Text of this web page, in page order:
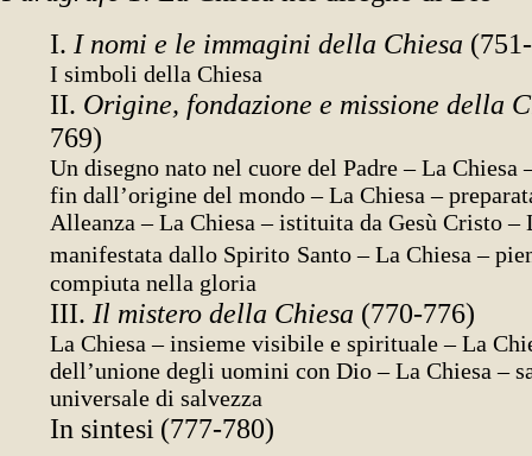
I. I nomi e le immagini della Chiesa
I simboli della Chiesa
II. Origine, fondazione e missione della
769)
Un disegno nato nel cuore del Padre – La Chiesa
fin dall’origine del mondo – La Chiesa –
Alleanza – La Chiesa – istituita da Gesù Cristo –
manifestata dallo Spirito Santo – La Chiesa –
compiuta nella gloria
III. Il mistero della Chiesa (770-776)
La Chiesa – insieme visibile e spirituale – La
dell’unione degli uomini con Dio – La Chiesa –
universale di salvezza
In sintesi (777-780)